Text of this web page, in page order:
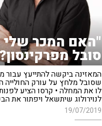
"האם המכר שלי
סובל
המאזינה ביקשה להתייעץ עבור
שסובל מלחץ על עורק החולייה
לו את המחלה • קרסו הציע
לנוירולוג שיתשאל ויפתור את
19/07/2019